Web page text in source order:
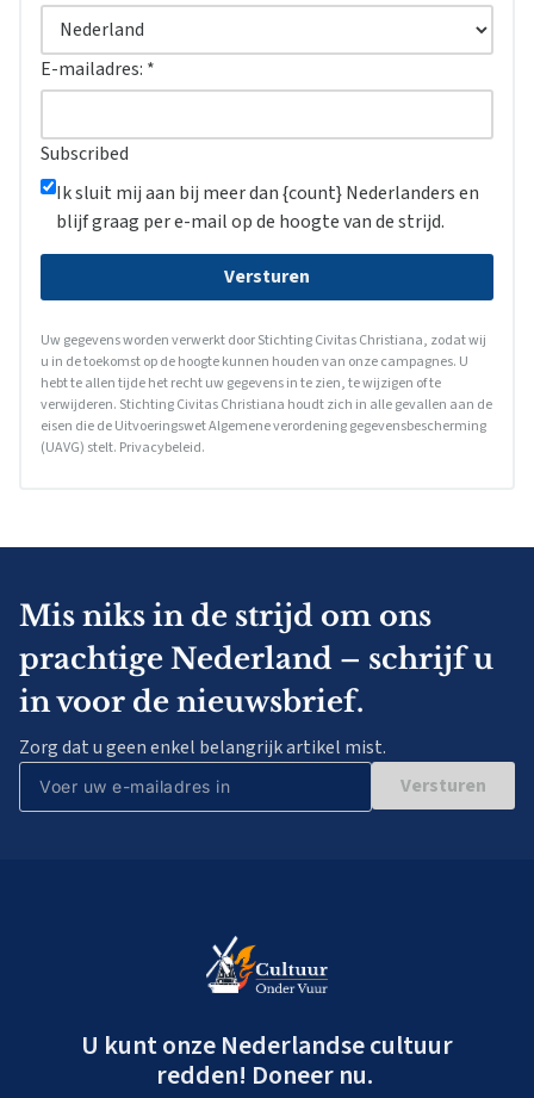
E-mailadres: *
Subscribed
Ik sluit mij aan bij meer dan {count} Nederlanders en
blijf graag per e-mail op de hoogte van de strijd.
Versturen
Uw gegevens worden verwerkt door Stichting Civitas Christiana, zodat wij
u in de toekomst op de hoogte kunnen houden van onze campagnes. U
hebt te allen tijde het recht uw gegevens in te zien, te wijzigen of te
verwijderen. Stichting Civitas Christiana houdt zich in alle gevallen aan de
eisen die de Uitvoeringswet Algemene verordening gegevensbescherming
(UAVG) stelt. Privacybeleid.
Mis niks in de strijd om ons
prachtige Nederland – schrijf u
in voor de nieuwsbrief.
Zorg dat u geen enkel belangrijk artikel mist.
Versturen
U kunt onze Nederlandse cultuur
redden! Doneer nu.